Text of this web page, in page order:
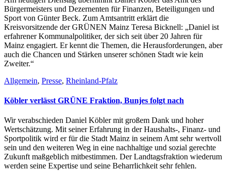
Bürgermeisters und Dezernenten für Finanzen, Beteiligungen und
Sport von Günter Beck. Zum Amtsantritt erklärt die
Kreisvorsitzende der GRÜNEN Mainz Teresa Bicknell: „Daniel ist
erfahrener Kommunalpolitiker, der sich seit über 20 Jahren für
Mainz engagiert. Er kennt die Themen, die Herausforderungen, aber
auch die Chancen und Stärken unserer schönen Stadt wie kein
Zweiter.“
Allgemein, Presse, Rheinland-Pfalz
Köbler verlässt GRÜNE Fraktion, Bunjes folgt nach
Wir verabschieden Daniel Köbler mit großem Dank und hoher
Wertschätzung. Mit seiner Erfahrung in der Haushalts-, Finanz- und
Sportpolitik wird er für die Stadt Mainz in seinem Amt sehr wertvoll
sein und den weiteren Weg in eine nachhaltige und sozial gerechte
Zukunft maßgeblich mitbestimmen. Der Landtagsfraktion wiederum
werden seine Expertise und seine Beharrlichkeit sehr fehlen.